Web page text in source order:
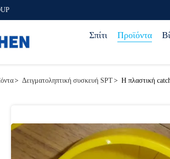
Σπίτι Προϊόντα
> Δειγματοληπτική συσκευή SPT> Η πλαστική